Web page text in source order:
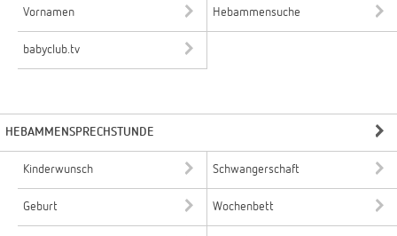
Vornamen Hebammensuche
babyclub.tv
HEBAMMENSPRECHSTUNDE
Kinderwunsch Schwangerschaft
Geburt Wochenbett